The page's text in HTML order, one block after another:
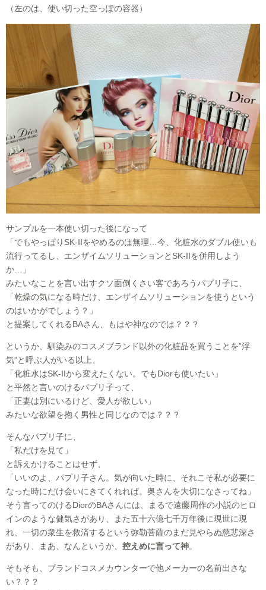
（左のは、使い切った空っぽの容器）
サンプルを一本使い切った後になって
「でもやっぱりSK-IIをやめるのは無理…今、化粧水のダブル使いも
流行ってるし、エンザイムソリューションとSK-IIを併用しよう
か…」
みたいなことを言い出すクソ面倒くさい客であろうパプリ子に、
「乾燥の気になる時だけ、エンザイムソリューションを使うという
のはいかがでしょう？」
と提案してくれるBAさん、もはや神なのでは？？？
というか、馴染みのコスメブランド以外の化粧品を買うことを”浮
気”と呼ぶ人がいる以上、
「化粧水はSK-IIから変えたくない。でもDiorも使いたい」
と平然と言いのけるパプリ子って、
「正妻は別にいるけど、愛人が欲しい」
みたいな欲望を抱く男性と同じなのでは？？？
そんなパプリ子に、
「私だけを見て」
と訴えかけることはせず、
「いいのよ、パプリ子さん。気が向いた時に、それこそ私が必要に
なった時にだけ会いにきてくれれば。奥さんを大切になさってね」
そう言ってのけるDiorのBAさんには、まるで遠藤周作の小説のヒロ
インのような健気さがあり、また五十六億七千万年後に現世に現
れ、一切の衆生を救済するという弥勒菩薩のまだ見やらぬ慈悲深さ
があり、まあ、なんというか、 控えめに言って神。
そもそも、ブランドコスメカウンターで他メーカーの名前出さな
い？？？